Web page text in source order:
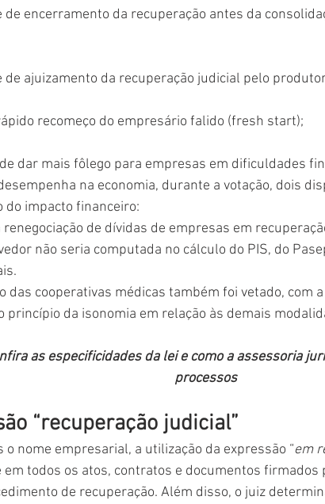
encerramento da recuperação antes da
de ajuizamento da recuperação judicial pelo
recomeço do empresário falido (fresh start);
dar mais fôlego para empresas em dificuldades
na economia, durante a votação, dois
do impacto financeiro:
renegociação de dívidas de empresas em
não seria computada no cálculo do PIS, do
das cooperativas médicas também foi vetado, com
princípio da isonomia em relação às demais
as especificidades da lei e como a assessoria
processos
“recuperação judicial”
o nome empresarial, a utilização da expressão “em
todos os atos, contratos e documentos firmados
de recuperação. Além disso, o juiz